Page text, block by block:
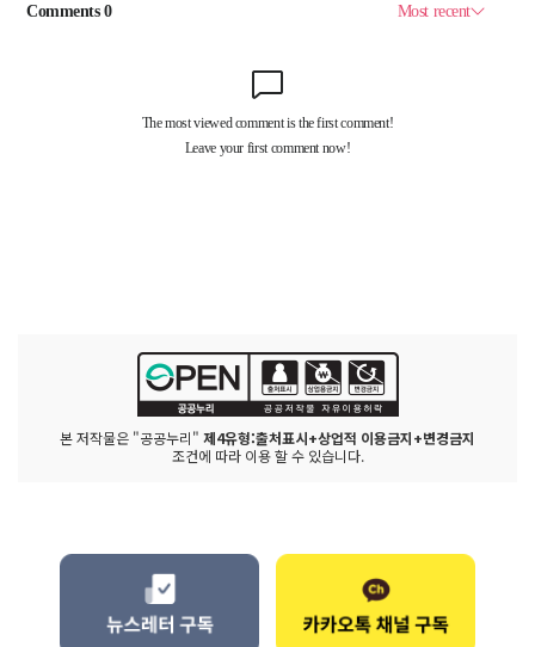
본 저작물은 "공공누리" 제4유형:출처표시+상업적 이용금지+변경금지
조건에 따라 이용 할 수 있습니다.